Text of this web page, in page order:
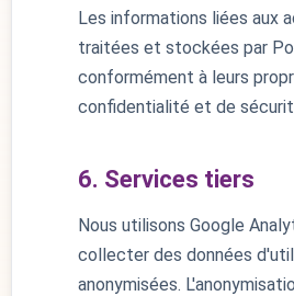
Les informations liées aux
traitées et stockées par
conformément à leurs
confidentialité et de
6. Services tiers
Nous utilisons Google
collecter des données
anonymisées.